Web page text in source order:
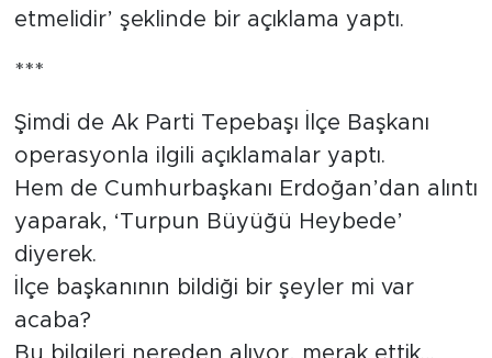
etmelidir’ şeklinde bir açıklama yaptı.
***
Şimdi de Ak Parti Tepebaşı İlçe Başkanı
operasyonla ilgili açıklamalar yaptı.
Hem de Cumhurbaşkanı Erdoğan’dan alıntı
yaparak, ‘Turpun Büyüğü Heybede’
diyerek.
İlçe başkanının bildiği bir şeyler mi var
acaba?